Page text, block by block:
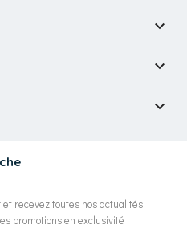
recevez toutes nos actualités,
promotions en exclusivité


